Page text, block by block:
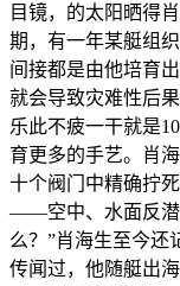
目镜，的太阳晒得
期，有一年某艇组
间接都是由他培育
就会导致灾难性后
乐此不疲一干就是
育更多的手艺。肖
十个阀门中精确拧
——空中、水面反潜
么？”肖海生至今还
传闻过，他随艇出